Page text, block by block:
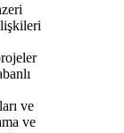
ve
ve